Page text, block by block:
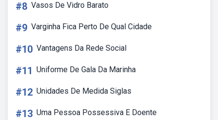
#8 Vasos De Vidro Barato
#9 Varginha Fica Perto De Qual Cidade
#10 Vantagens Da Rede Social
#11 Uniforme De Gala Da Marinha
#12 Unidades De Medida Siglas
#13 Uma Pessoa Possessiva E Doente